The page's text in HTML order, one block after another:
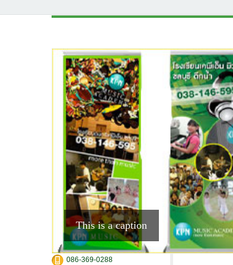
This is a caption
086-369-0288